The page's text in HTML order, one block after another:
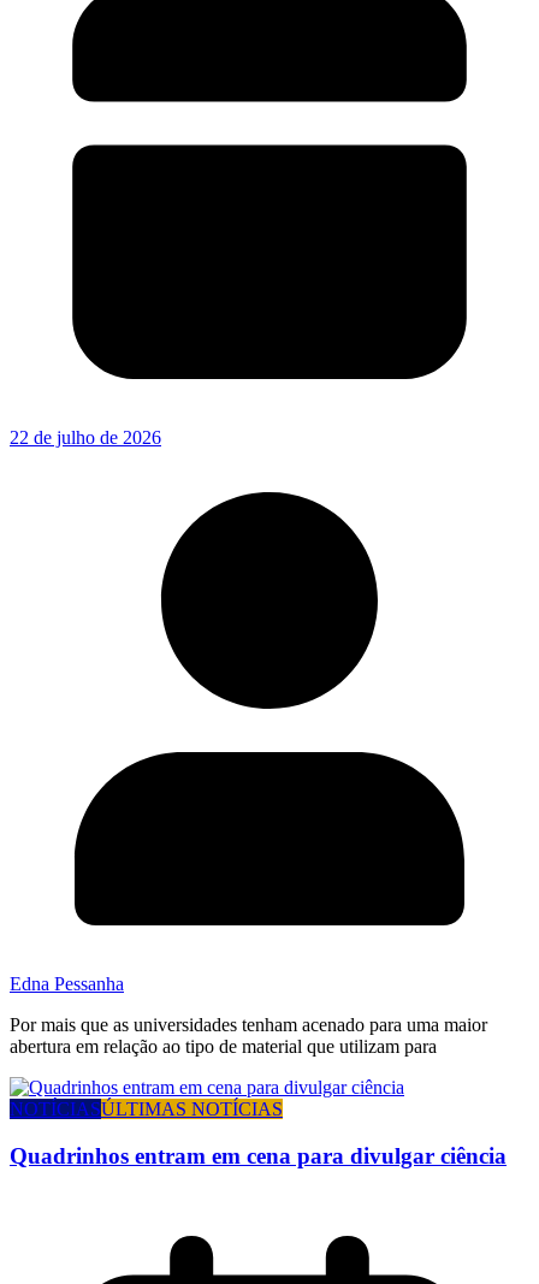
22 de julho de 2026
Edna Pessanha
Por mais que as universidades tenham acenado para uma maior
abertura em relação ao tipo de material que utilizam para
NOTÍCIASÚLTIMAS NOTÍCIAS
Quadrinhos entram em cena para divulgar ciência